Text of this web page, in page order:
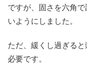
ですが、固さを六角
いようにしました。
ただ、緩くし過ぎる
必要です。